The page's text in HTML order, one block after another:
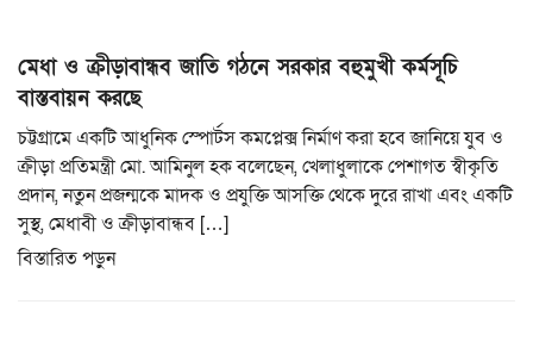
মেধা ও ক্রীড়াবান্ধব জাতি গঠনে সরকার বহুমুখী কর্মসূচি
বাস্তবায়ন করছে
চট্টগ্রামে একটি আধুনিক স্পোর্টস কমপ্লেক্স নির্মাণ করা হবে জানিয়ে যুব ও
ক্রীড়া প্রতিমন্ত্রী মো. আমিনুল হক বলেছেন, খেলাধুলাকে পেশাগত স্বীকৃতি
প্রদান, নতুন প্রজন্মকে মাদক ও প্রযুক্তি আসক্তি থেকে দুরে রাখা এবং একটি
সুস্থ, মেধাবী ও ক্রীড়াবান্ধব […]
বিস্তারিত পড়ুন